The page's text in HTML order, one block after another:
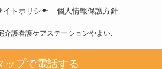
イトポリシー 個人情報保護方針
介護看護ケアステーションやよい.
ップで電話する